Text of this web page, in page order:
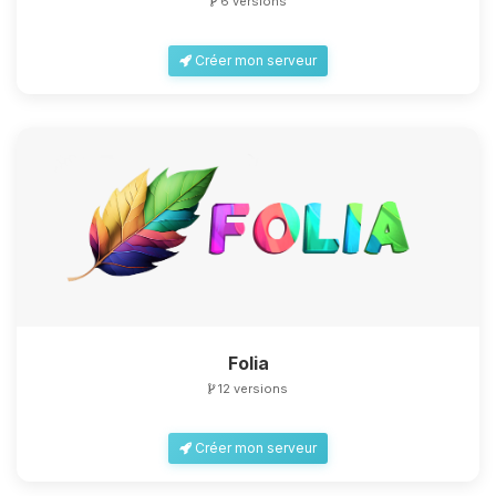
Créer mon serveur
Folia
12 versions
Créer mon serveur